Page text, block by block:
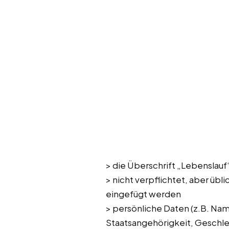
> die Überschrift
> nicht verpflichtet, aber
eingefügt werden
> persönliche Daten (z.B.
Staatsangehörigkeit,